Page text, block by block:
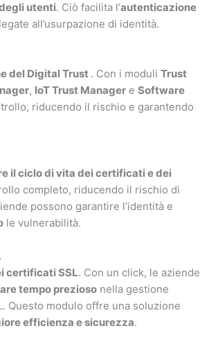
utenti. Ciò facilita l’autenticazione
all’usurpazione di identità.
del Digital Trust . Con i moduli Trust
, IoT Trust Manager e Software
riducendo il rischio e garantendo
il ciclo di vita dei certificati e dei
completo, riducendo il rischio di
possono garantire l’identità e
le vulnerabilità.
certificati SSL. Con un click, le aziende
tempo prezioso nella gestione
Questo modulo offre una soluzione
efficienza e sicurezza.